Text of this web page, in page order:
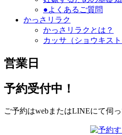
●よくあるご質問
かっさリラク
かっさリラクとは？
カッサ（ショウキス
営業日
予約受付中！
ご予約はwebまたはLINEにて伺っ